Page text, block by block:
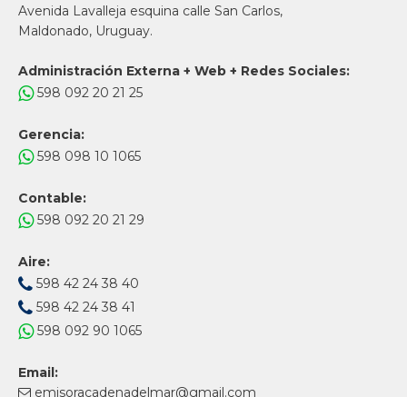
Avenida Lavalleja esquina calle San Carlos,
Maldonado, Uruguay.
Administración Externa + Web + Redes Sociales:
598 092 20 21 25
Gerencia:
598 098 10 1065
Contable:
598 092 20 21 29
Aire:
598 42 24 38 40
598 42 24 38 41
598 092 90 1065
Email:
emisoracadenadelmar@gmail.com